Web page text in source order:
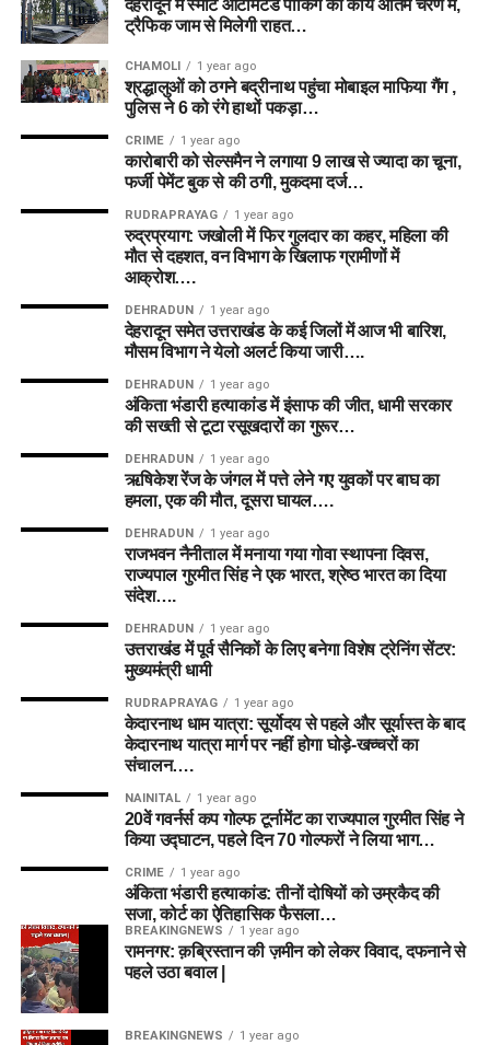
देहरादून में स्मार्ट ऑटोमेटेड पार्किंग का कार्य अंतिम चरण में,
ट्रैफिक जाम से मिलेगी राहत…
CHAMOLI 1 year ago
श्रद्धालुओं को ठगने बद्रीनाथ पहुंचा मोबाइल माफिया गैंग ,
पुलिस ने 6 को रंगे हाथों पकड़ा…
CRIME 1 year ago
कारोबारी को सेल्समैन ने लगाया 9 लाख से ज्यादा का चूना,
फर्जी पेमेंट बुक से की ठगी, मुकदमा दर्ज…
RUDRAPRAYAG 1 year ago
रुद्रप्रयाग: जखोली में फिर गुलदार का कहर, महिला की
मौत से दहशत, वन विभाग के खिलाफ ग्रामीणों में
आक्रोश….
DEHRADUN 1 year ago
देहरादून समेत उत्तराखंड के कई जिलों में आज भी बारिश,
मौसम विभाग ने येलो अलर्ट किया जारी….
DEHRADUN 1 year ago
अंकिता भंडारी हत्याकांड में इंसाफ की जीत, धामी सरकार
की सख्ती से टूटा रसूखदारों का गुरूर…
DEHRADUN 1 year ago
ऋषिकेश रेंज के जंगल में पत्ते लेने गए युवकों पर बाघ का
हमला, एक की मौत, दूसरा घायल….
DEHRADUN 1 year ago
राजभवन नैनीताल में मनाया गया गोवा स्थापना दिवस,
राज्यपाल गुरमीत सिंह ने एक भारत, श्रेष्ठ भारत का दिया
संदेश….
DEHRADUN 1 year ago
उत्तराखंड में पूर्व सैनिकों के लिए बनेगा विशेष ट्रेनिंग सेंटर:
मुख्यमंत्री धामी
RUDRAPRAYAG 1 year ago
केदारनाथ धाम यात्रा: सूर्योदय से पहले और सूर्यास्त के बाद
केदारनाथ यात्रा मार्ग पर नहीं होगा घोड़े-खच्चरों का
संचालन….
NAINITAL 1 year ago
20वें गवर्नर्स कप गोल्फ टूर्नामेंट का राज्यपाल गुरमीत सिंह ने
किया उद्घाटन, पहले दिन 70 गोल्फरों ने लिया भाग…
CRIME 1 year ago
अंकिता भंडारी हत्याकांड: तीनों दोषियों को उम्रकैद की
सजा, कोर्ट का ऐतिहासिक फैसला…
BREAKINGNEWS 1 year ago
रामनगर: क़ब्रिस्तान की ज़मीन को लेकर विवाद, दफनाने से
पहले उठा बवाल |
BREAKINGNEWS 1 year ago